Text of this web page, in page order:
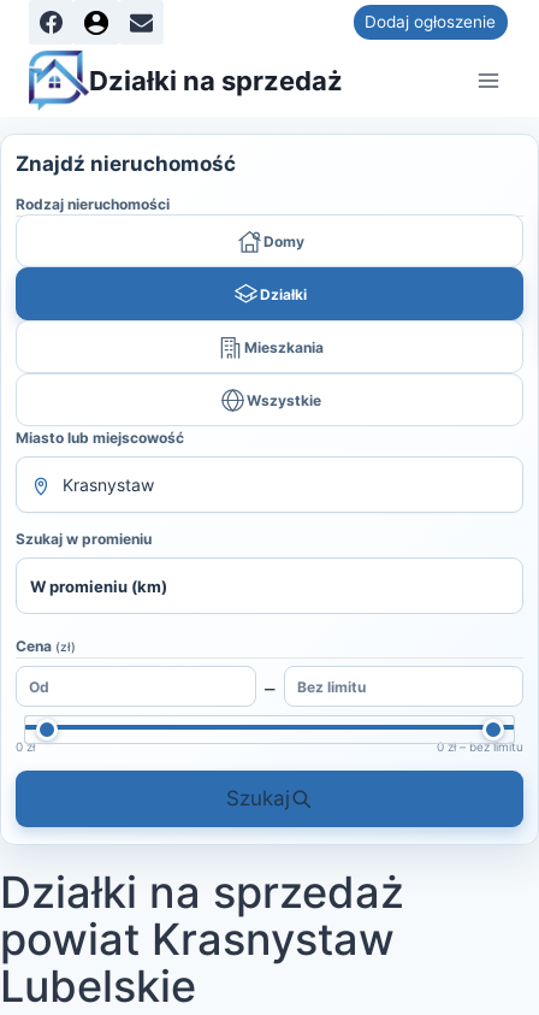
Dodaj ogłoszenie
Działki na sprzedaż
Znajdź nieruchomość
Rodzaj nieruchomości
Domy
Działki
Mieszkania
Wszystkie
Miasto lub miejscowość
Szukaj w promieniu
Cena (zł)
–
0 zł 0 zł – bez limitu
Szukaj
Działki na sprzedaż
powiat Krasnystaw
Lubelskie